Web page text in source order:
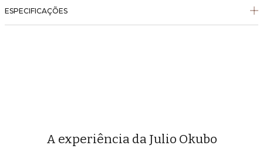
ESPECIFICAÇÕES
A experiência da Julio Okubo